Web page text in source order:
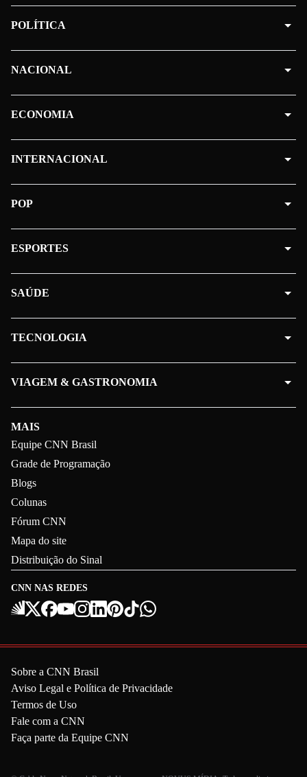
CNN NAS REDES
MAIS
Equipe CNN Brasil
Grade de Programação
Blogs
Colunas
Fórum CNN
Mapa do site
Distribuição do Sinal
POLÍTICA
NACIONAL
ECONOMIA
INTERNACIONAL
POP
ESPORTES
SAÚDE
TECNOLOGIA
VIAGEM & GASTRONOMIA
Sobre a CNN Brasil
Aviso Legal e Política de Privacidade
Termos de Uso
Fale com a CNN
Faça parte da Equipe CNN